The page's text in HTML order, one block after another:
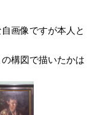
画像ですが本人と
構図で描いたかは